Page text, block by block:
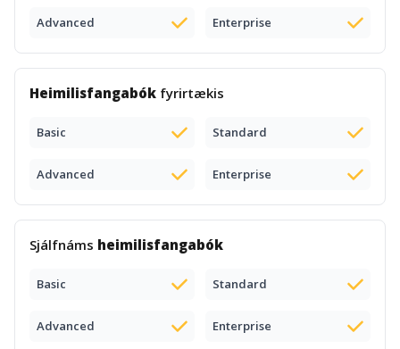
Advanced Enterprise
Heimilisfangabók fyrirtækis
Basic Standard
Advanced Enterprise
Sjálfnáms heimilisfangabók
Basic Standard
Advanced Enterprise